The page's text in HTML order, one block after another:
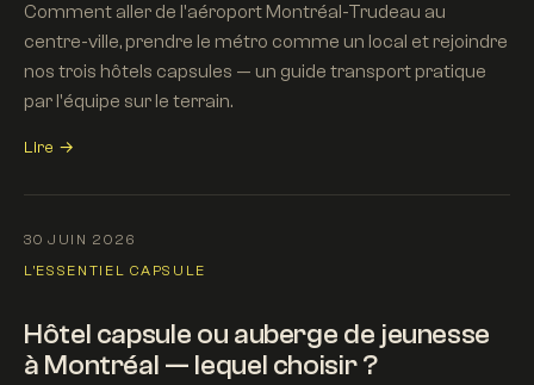
Comment aller de l'aéroport Montréal-Trudeau au
centre-ville, prendre le métro comme un local et rejoindre
nos trois hôtels capsules — un guide transport pratique
par l'équipe sur le terrain.
Lire →
30 JUIN 2026
L'ESSENTIEL CAPSULE
Hôtel capsule ou auberge de jeunesse
à Montréal — lequel choisir ?